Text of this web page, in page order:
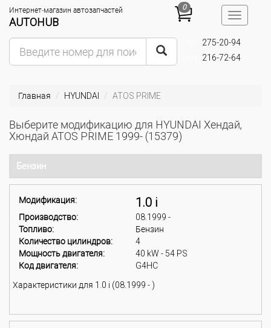
Toggle
0
Интернет-магазин автозапчастей
AUTOHUB
275-20-94
216-72-64
Главная HYUNDAI ATOS PRIME
Выберите модификацию для HYUNDAI Хендай,
Хюндай ATOS PRIME 1999- (15379)
Бензин
Модификация: 1.0 i
Производство:
08.1999 -
Топливо:
Бензин
Количество цилиндров:
4
Мощность двигателя:
40 kW - 54 PS
Код двигателя:
G4HC
Характеристики для 1.0 i (08.1999 - )